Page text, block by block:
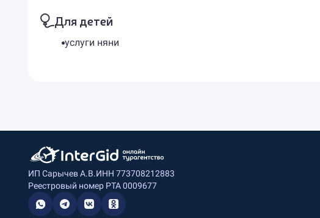
Для детей
услуги няни
ИП Сарычев А.В.ИНН 773708212883
Реестровый номер РТА 0009677